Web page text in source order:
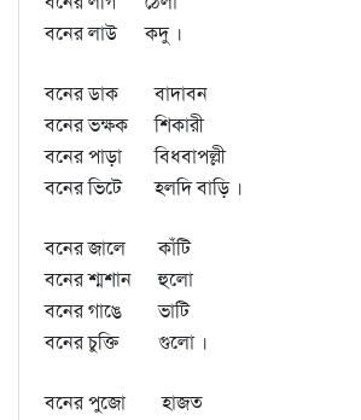
বনের লাউ
কদু ।
বনের ডাক
বাদাবন
বনের ভক্ষক শিকারী
বনের পাড়া
বিধবাপল্লী
বনের ভিটে
হলদি বাড়ি ।
বনের জালে
কাঁটি
বনের শ্মশান হুলো
বনের গাঙে
ভাটি
বনের চুক্তি
গুলো ।
বনের পুজো
হাজত